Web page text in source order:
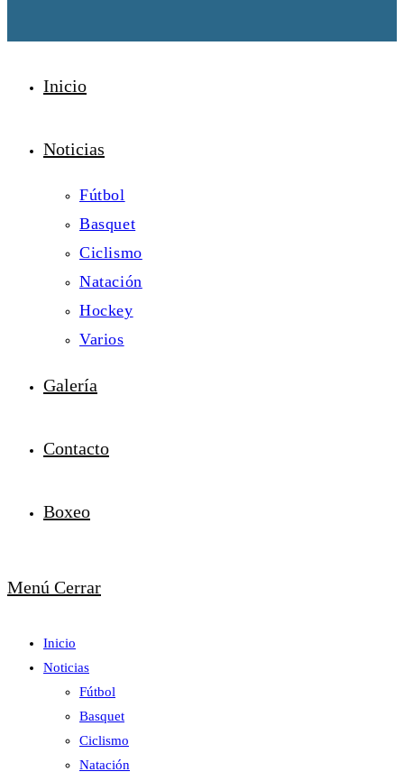
Inicio
Noticias
Fútbol
Basquet
Ciclismo
Natación
Hockey
Varios
Galería
Contacto
Boxeo
Menú Cerrar
Inicio
Noticias
Fútbol
Basquet
Ciclismo
Natación